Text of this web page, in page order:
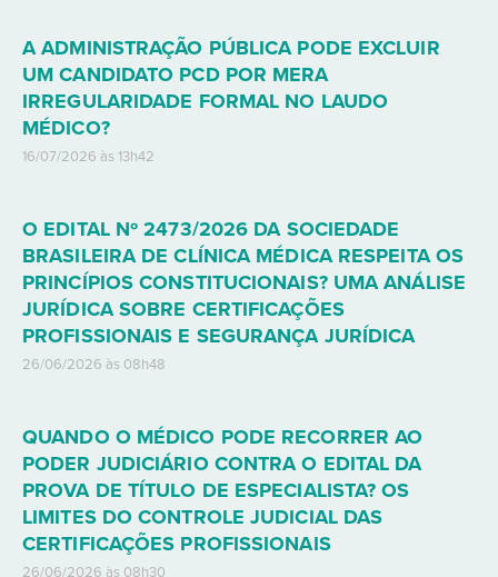
A ADMINISTRAÇÃO PÚBLICA PODE EXCLUIR
UM CANDIDATO PCD POR MERA
IRREGULARIDADE FORMAL NO LAUDO
MÉDICO?
16/07/2026 às 13h42
O EDITAL Nº 2473/2026 DA SOCIEDADE
BRASILEIRA DE CLÍNICA MÉDICA RESPEITA OS
PRINCÍPIOS CONSTITUCIONAIS? UMA ANÁLISE
JURÍDICA SOBRE CERTIFICAÇÕES
PROFISSIONAIS E SEGURANÇA JURÍDICA
26/06/2026 às 08h48
QUANDO O MÉDICO PODE RECORRER AO
PODER JUDICIÁRIO CONTRA O EDITAL DA
PROVA DE TÍTULO DE ESPECIALISTA? OS
LIMITES DO CONTROLE JUDICIAL DAS
CERTIFICAÇÕES PROFISSIONAIS
26/06/2026 às 08h30